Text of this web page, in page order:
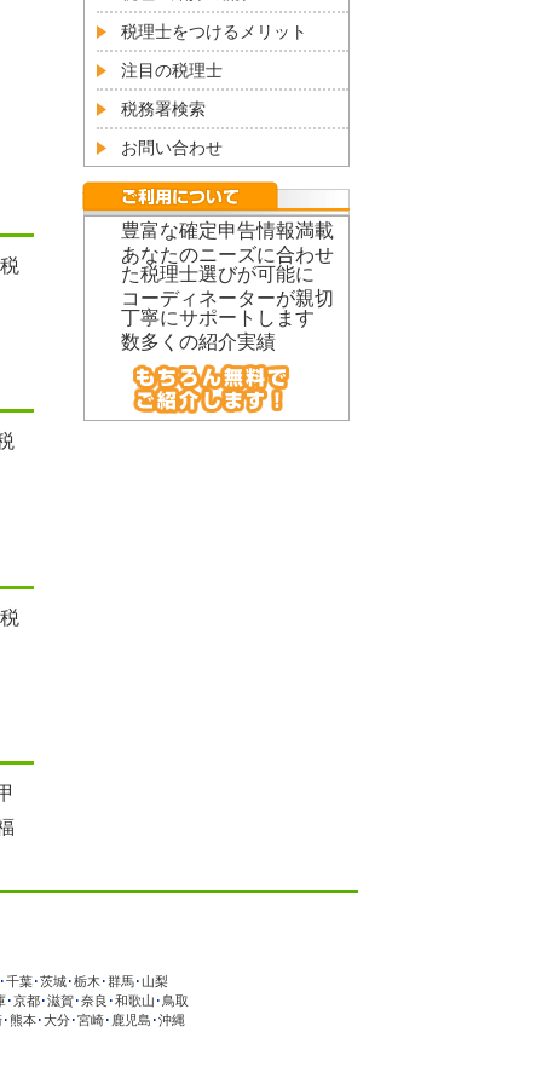
税理士をつけるメリット
注目の税理士
税務署検索
お問い合わせ
豊富な確定申告情報満載
あなたのニーズに合わせ
た税理士選びが可能に
コーディネーターが親切
丁寧にサポートします
数多くの紹介実績
･千葉･茨城･栃木 ･群馬･ 山梨
･京都･滋賀･奈良 ･和歌山 ･ 鳥取
･熊本･大分･宮崎･ 鹿児島 ･沖縄